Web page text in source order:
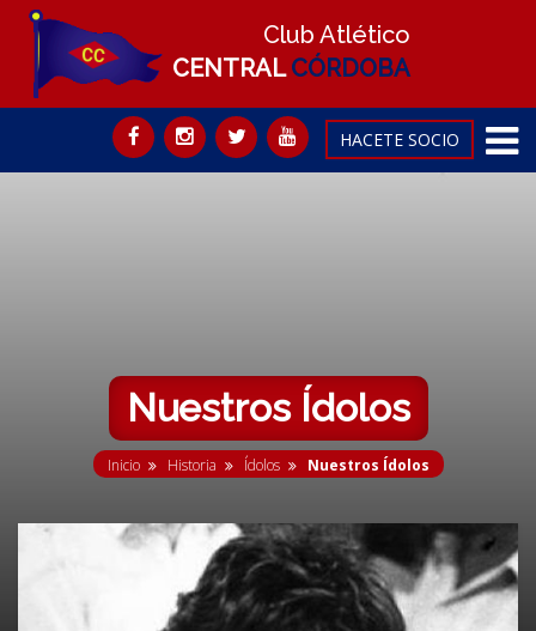
Club Atlético
CENTRALCÓRDOBA
HACETE SOCIO
Nuestros Ídolos
Inicio Historia Ídolos Nuestros Ídolos